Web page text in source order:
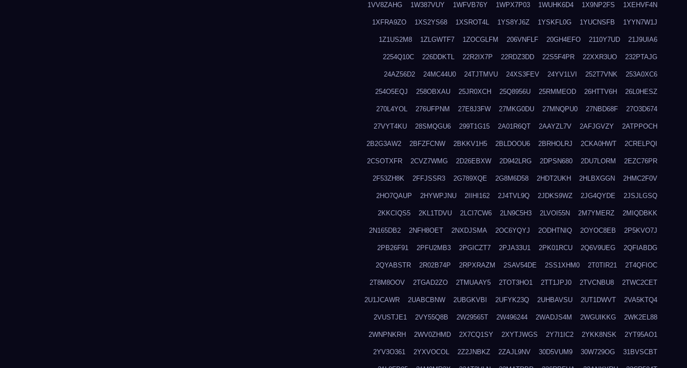
1VV8ZAHG 1W387VUY 1WFVB76Y 1WPX7P03 1WUHK6D4 1X9NP2FS 1XEHVF4N
1XFRA9ZO 1XS2YS68 1XSROT4L 1YS8YJ6Z 1YSKFL0G 1YUCNSFB 1YYN7W1J
1Z1US2M8 1ZLGWTF7 1ZOCGLFM 206VNFLF 20GH4EFO 2110Y7UD 21J9UIA6
2254Q10C 226DDKTL 22R2IX7P 22RDZ3DD 22S5F4PR 22XXR3UO 232PTAJG
24AZ56D2 24MC44U0 24TJTMVU 24XS3FEV 24YV1LVI 252T7VNK 253A0XC6
254O5EQJ 258OBXAU 25JR0XCH 25Q8956U 25RMMEOD 26HTTV6H 26L0HESZ
270L4YOL 276UFPNM 27E8J3FW 27MKG0DU 27MNQPU0 27NBD68F 27O3D674
27VYT4KU 28SMQGU6 299T1G15 2A01R6QT 2AAYZL7V 2AFJGVZY 2ATPPOCH
2B2G3AW2 2BFZFCNW 2BKKV1H5 2BLDOOU6 2BRHOLRJ 2CKA0HWT 2CRELPQI
2CSOTXFR 2CVZ7WMG 2D26EBXW 2D942LRG 2DPSN680 2DU7LORM 2EZC76PR
2F53ZH8K 2FFJSSR3 2G789XQE 2G8M6D58 2HDT2UKH 2HLBXGGN 2HMC2F0V
2HO7QAUP 2HYWPJNU 2IIHI162 2J4TVL9Q 2JDKS9WZ 2JG4QYDE 2JSJLGSQ
2KKCIQS5 2KL1TDVU 2LCI7CW6 2LN9C5H3 2LVOI55N 2M7YMERZ 2MIQDBKK
2N165DB2 2NFH8OET 2NXDJSMA 2OC6YQYJ 2ODHTNIQ 2OYOC8EB 2P5KVO7J
2PB26F91 2PFU2MB3 2PGICZT7 2PJA33U1 2PK01RCU 2Q6V9UEG 2QFIABDG
2QYABSTR 2R02B74P 2RPXRAZM 2SAV54DE 2SS1XHM0 2T0TIR21 2T4QFIOC
2T8M8OOV 2TGAD2ZO 2TMUAAY5 2TOT3HO1 2TT1JPJ0 2TVCNBU8 2TWC2CET
2U1JCAWR 2UABCBNW 2UBGKVBI 2UFYK23Q 2UHBAVSU 2UT1DWVT 2VA5KTQ4
2VUSTJE1 2VY55Q8B 2W29565T 2W496244 2WADJS4M 2WGUIKKG 2WK2EL88
2WNPNKRH 2WV0ZHMD 2X7CQ1SY 2XYTJWGS 2Y7I1IC2 2YKK8NSK 2YT95AO1
2YV3O361 2YXVOCOL 2Z2JNBKZ 2ZAJL9NV 30D5VUM9 30W729OG 31BVSCBT